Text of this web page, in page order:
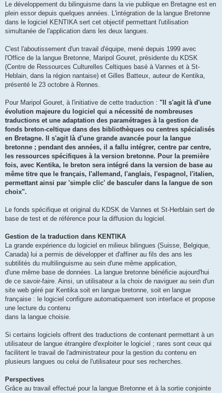
Le développement du bilinguisme dans la vie publique en Bretagne est en
plein essor depuis quelques années. L'intégration de la langue Bretonne
dans le logiciel KENTIKA sert cet objectif permettant l'utilisation
simultanée de l'application dans les deux langues.
C'est l'aboutissement d'un travail d'équipe, mené depuis 1999 avec
l'Office de la langue Bretonne, Maripol Gouret, présidente du KDSK
(Centre de Ressources Culturelles Celtiques basé à Vannes et à St-
Heblain, dans la région nantaise) et Gilles Batteux, auteur de Kentika,
présenté le 23 octobre à Rennes.
Pour Maripol Gouret, à l'initiative de cette traduction : "Il s'agit là d'une
évolution majeure du logiciel qui a nécessité de nombreuses
traductions et une adaptation des paramétrages à la gestion de
fonds breton-celtique dans des bibliothèques ou centres spécialisés
en Bretagne. Il s'agit là d'une grande avancée pour la langue
bretonne ; pendant des années, il a fallu intégrer, centre par centre,
les ressources spécifiques à la version bretonne. Pour la première
fois, avec Kentika, le breton sera intégré dans la version de base au
même titre que le français, l'allemand, l'anglais, l'espagnol, l'italien,
permettant ainsi par 'simple clic' de basculer dans la langue de son
choix".
Le fonds spécifique et original du KDSK de Vannes et St-Herblain sert de
base de test et de référence pour la diffusion du logiciel.
Gestion de la traduction dans KENTIKA
La grande expérience du logiciel en milieux bilingues (Suisse, Belgique,
Canada) lui a permis de développer et d'affiner au fils des ans les
subtilités du multilinguisme au sein d'une même application,
d'une même base de données. La langue bretonne bénéficie aujourd'hui
de ce savoir-faire. Ainsi, un utilisateur a la choix de naviguer au sein d'un
site web géré par Kentika soit en langue bretonne, soit en langue
française : le logiciel configure automatiquement son interface et propose
une lecture du contenu
dans la langue choisie.
Si certains logiciels offrent des traductions de contenant permettant à un
utilisateur de langue étrangère d'exploiter le logiciel ; rares sont ceux qui
facilitent le travail de l'administrateur pour la gestion du contenu en
plusieurs langues ou celui de l'utilisateur pour ses recherches.
Perspectives
Grâce au travail effectué pour la langue Bretonne et à la sortie conjointe